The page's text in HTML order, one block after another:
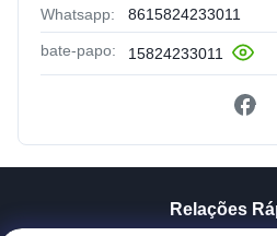
Whatsapp: 8615824233011
bate-papo: 15824233011
Relações